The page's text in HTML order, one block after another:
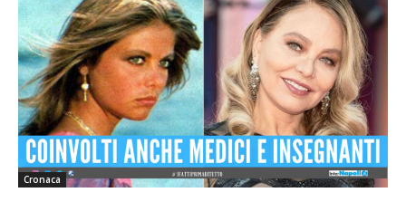
Cronaca